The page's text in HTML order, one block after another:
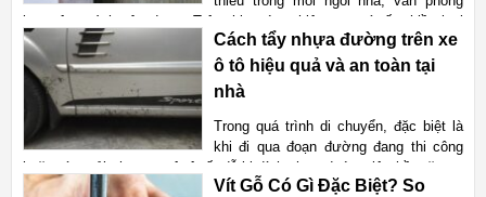
hay công trình xây dựng. Trên thị trường hiện nay có rất nhiều loại
khóa cửa khác nhau, phù hợp với từng nhu cầu và không gian sử
dụng. Vậy đâu là những loại khóa cửa được sử
Cách tẩy nhựa đường trên xe
ô tô hiệu quả và an toàn tại
nhà
Trong quá trình di chuyển, đặc biệt là
khi đi qua đoạn đường đang thi công
hoặc vừa trải nhựa, xe ô tô rất dễ bị dính nhựa đường lên bề mặt xe.
Điều này không chỉ ảnh hưởng đến thẩm mỹ mà còn tiềm ẩn nguy cơ
Vít Gỗ Có Gì Đặc Biệt? So